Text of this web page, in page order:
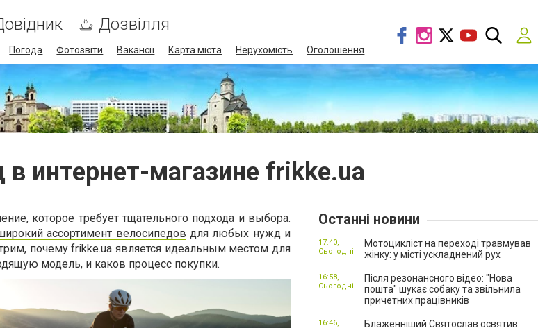
Дозвілля
Погода Фотозвіти Вакансії Карта міста Нерухомість Оголошення
в интернет-магазине frikke.ua
которое требует тщательного подхода и выбора.
ассортимент велосипедов для любых нужд и
почему frikke.ua является идеальным местом для
модель, и каков процесс покупки.
Останні новини
Мотоцикліст на переході травмував
жінку: у місті ускладнений рух
17:40,
Сьогодні
Після резонансного відео: "Нова
пошта" шукає собаку та звільнила
причетних працівників
16:58,
Сьогодні
Блаженніший Святослав освятив
16:46,